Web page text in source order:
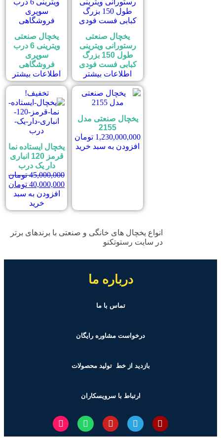
یخچال صنعتی
رستورانی ویترینی
طول 150 بزرگ
کبابی فست فودی
اطلاعات بیشتر
یخچال صنعتی
ویترینی 6 درب
سوپری
فروشگاهی
اطلاعات بیشتر
یخچال صنعتی مدل
2155
1,230,000,000 تومان
افزودن به سبد خرید
تخفیف!
یخچال ایستاده نما
قرمز 120 انباری
دار یک درب
45,000,000 تومان
40,000,000 تومان
افزودن به سبد
خرید
انواع یخچال های خانگی و صنعتی با برندهای برتر
در سایت رستوتکنو
درباره ما
تماس با ما
درخواست مشاوره رایگان
بازدید از خط تولیدمحصولات
ارتباط با سرویسکاران